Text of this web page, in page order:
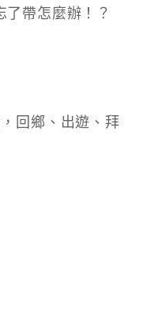
帶怎麼辦！？
回鄉、出遊、拜